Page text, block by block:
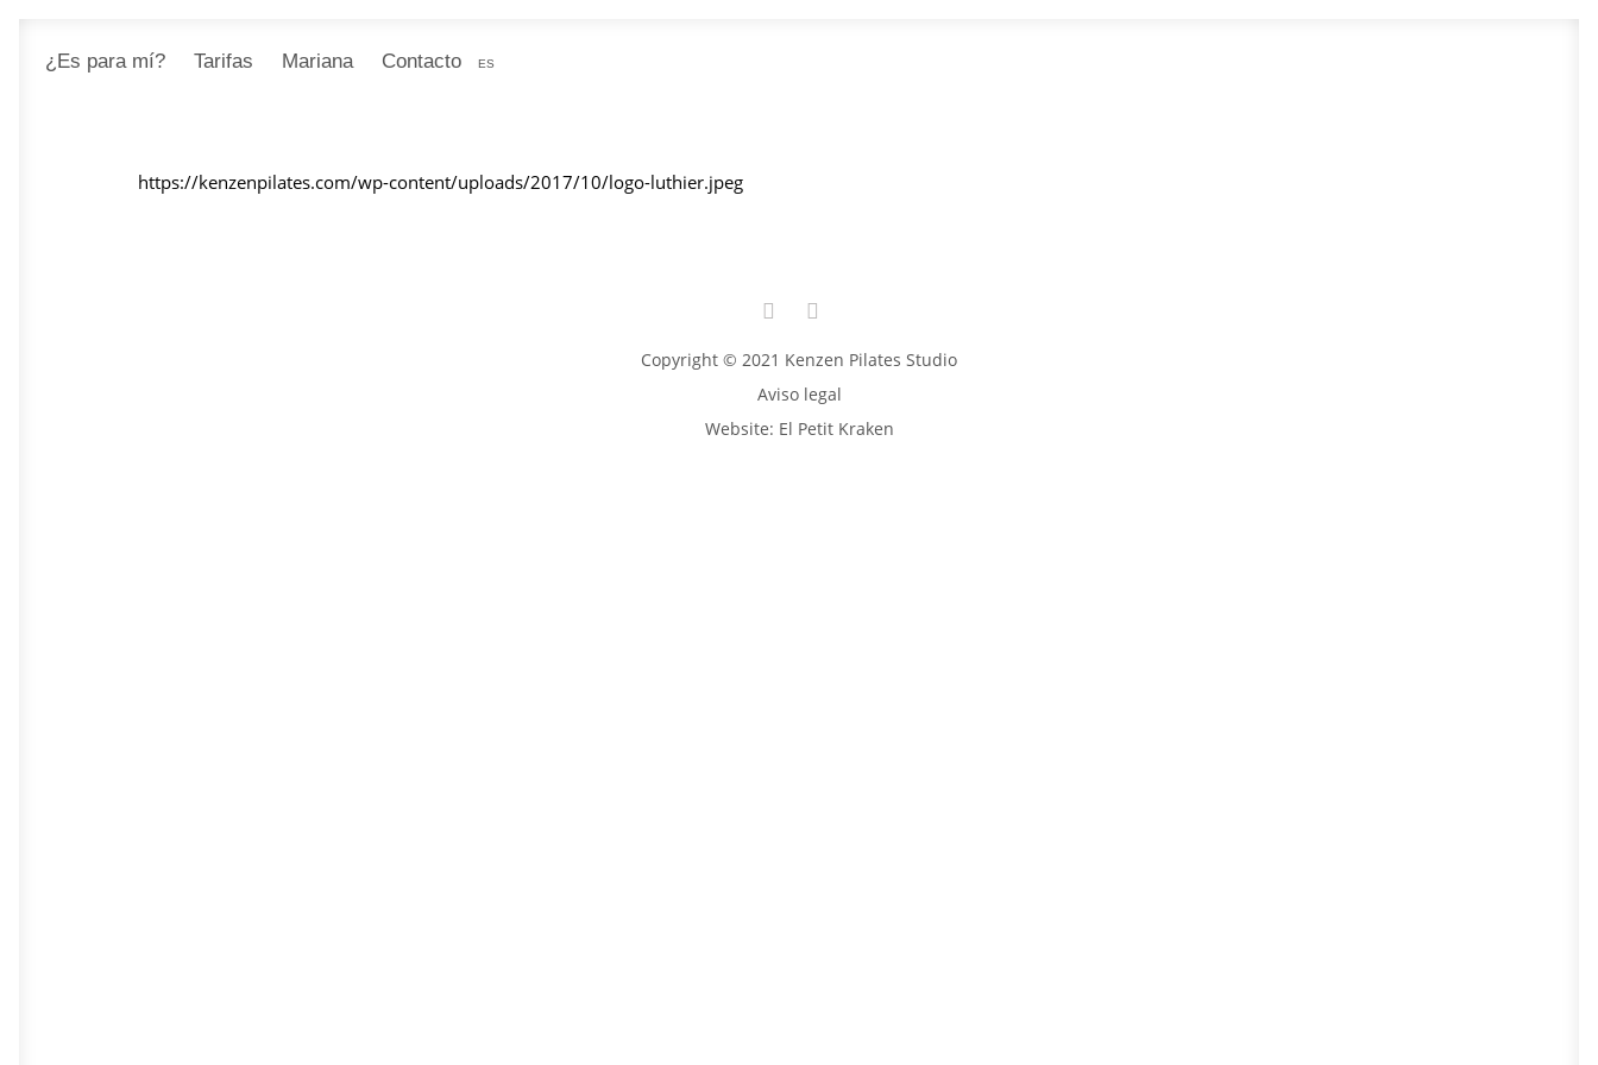
¿Es para mí? Tarifas Mariana Contacto ES
https://kenzenpilates.com/wp-content/uploads/2017/10/logo-luthier.jpeg
Copyright © 2021 Kenzen Pilates Studio
Aviso legal
Website: El Petit Kraken